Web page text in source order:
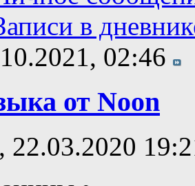
в
02:46
от Noon
, 22.03.2020